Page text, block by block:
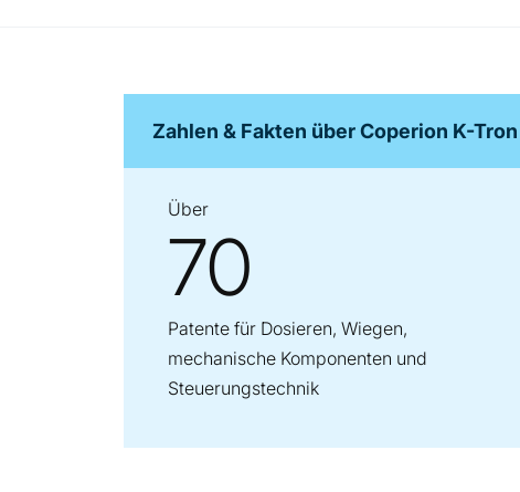
Zahlen & Fakten über Coperion K-Tron
Über
70
Patente für Dosieren, Wiegen,
mechanische Komponenten und
Steuerungstechnik